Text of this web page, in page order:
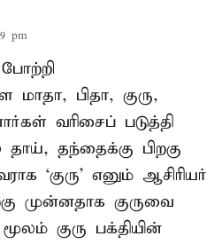
pm
பிதா, குரு,
வரிசைப் படுத்தி
தந்தைக்கு பிறகு
‘குரு’ எனும் ஆசிரியர்
முன்னதாக குருவை
குரு பக்தியின்